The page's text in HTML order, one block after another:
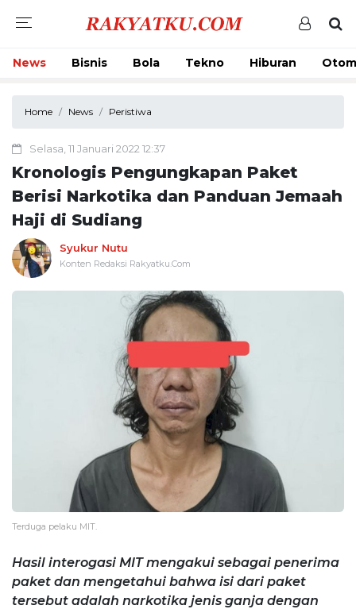
News Bisnis Bola Tekno Hiburan
Home News Peristiwa
Selasa, 11 Januari 2022 12:37
Kronologis Pengungkapan Paket
Berisi Narkotika dan Panduan Jemaah
Haji di Sudiang
Syukur Nutu
Konten Redaksi Rakyatku.Com
Terduga pelaku MIT.
Hasil interogasi MIT mengakui sebagai penerima
paket dan mengetahui bahwa isi dari paket
tersebut adalah narkotika jenis ganja dengan